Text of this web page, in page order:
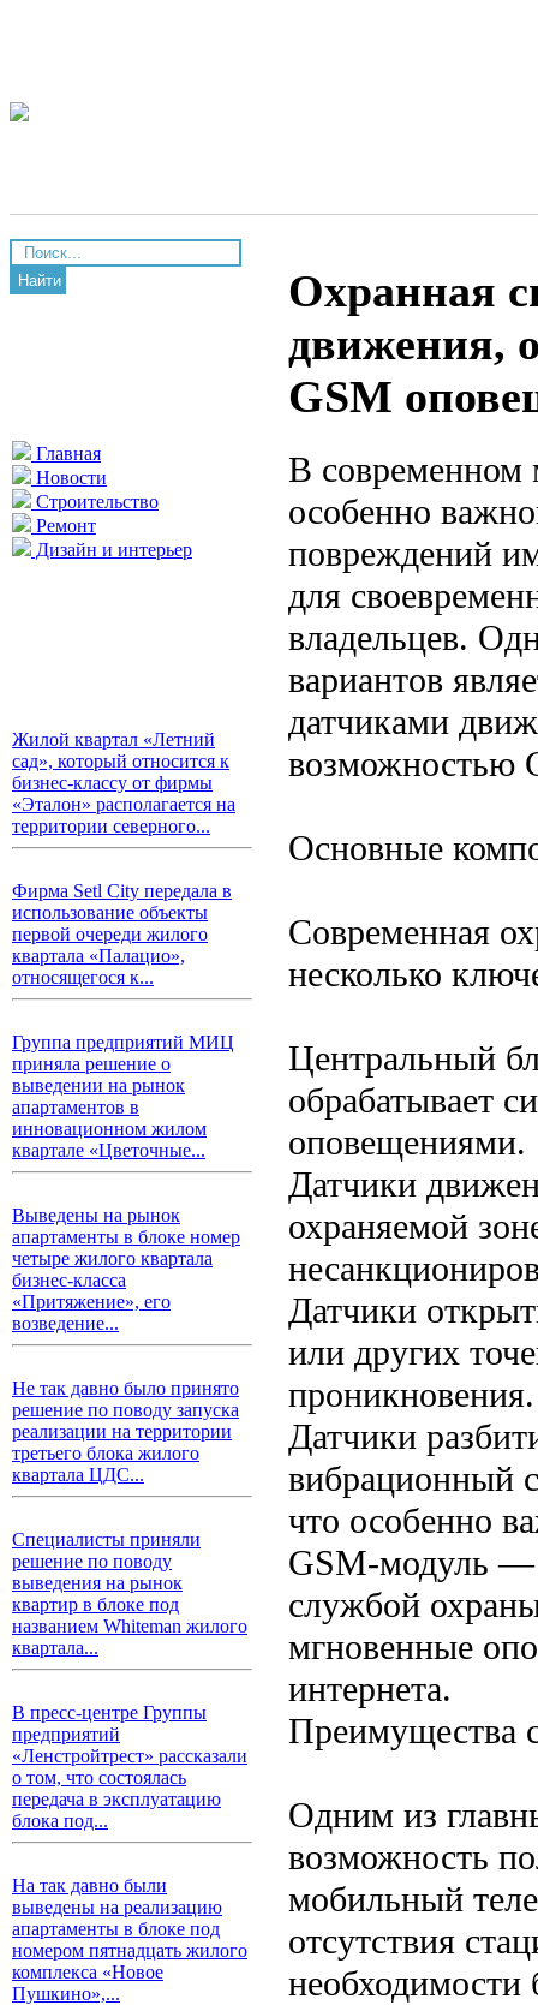
Найти
Главная
Новости
Строительство
Ремонт
Дизайн и интерьер
Жилой квартал «Летний
сад», который относится к
бизнес-классу от фирмы
«Эталон» располагается на
территории северного...
Фирма Setl City передала в
использование объекты
первой очереди жилого
квартала «Палацио»,
относящегося к...
Группа предприятий МИЦ
приняла решение о
выведении на рынок
апартаментов в
инновационном жилом
квартале «Цветочные...
Выведены на рынок
апартаменты в блоке номер
четыре жилого квартала
бизнес-класса
«Притяжение», его
возведение...
Не так давно было принято
решение по поводу запуска
реализации на территории
третьего блока жилого
квартала ЦДС...
Специалисты приняли
решение по поводу
выведения на рынок
квартир в блоке под
названием Whiteman жилого
квартала...
В пресс-центре Группы
предприятий
«Ленстройтрест» рассказали
о том, что состоялась
передача в эксплуатацию
блока под...
На так давно были
выведены на реализацию
апартаменты в блоке под
номером пятнадцать жилого
комплекса «Новое
Пушкино»,...
Охранная
движения,
GSM
В современном
особенно
повреждений
для
владельцев.
вариантов
датчиками
возможностью
Основные
Современная
несколько
Центральный
обрабатывает
оповещениями.
Датчики
охраняемой
Датчики
или других
проникновения.
Датчики
вибрационный
что особенно
GSM-модуль —
службой
мгновенные
интернета.
Преимущества
Одним из
возможность
мобильный
отсутствия
необходимости